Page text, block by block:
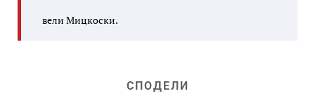
вели Мицкоски.
СПОДЕЛИ